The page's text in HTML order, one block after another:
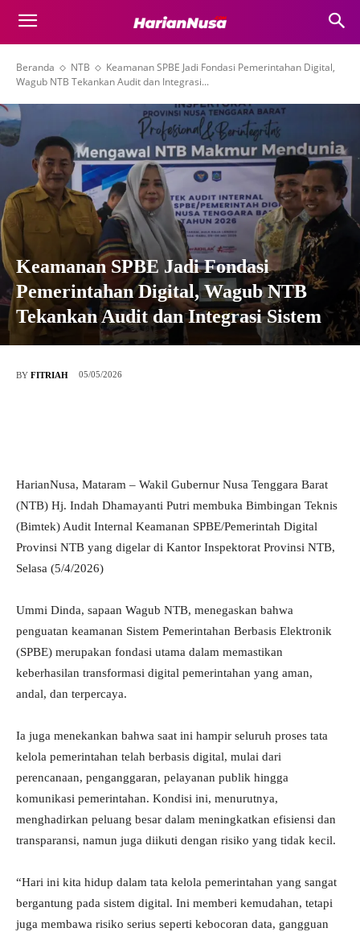
Beranda NTB
Keamanan SPBE Jadi Fondasi Pemerintahan Digital,
Wagub NTB Tekankan Audit dan Integrasi...
Keamanan SPBE Jadi Fondasi
Pemerintahan Digital, Wagub NTB
Tekankan Audit dan Integrasi Sistem
BY FITRIAH 05/05/2026
HarianNusa, Mataram – Wakil Gubernur Nusa Tenggara Barat
(NTB) Hj. Indah Dhamayanti Putri membuka Bimbingan Teknis
(Bimtek) Audit Internal Keamanan SPBE/Pemerintah Digital
Provinsi NTB yang digelar di Kantor Inspektorat Provinsi NTB,
Selasa (5/4/2026)
Ummi Dinda, sapaan Wagub NTB, menegaskan bahwa
penguatan keamanan Sistem Pemerintahan Berbasis Elektronik
(SPBE) merupakan fondasi utama dalam memastikan
keberhasilan transformasi digital pemerintahan yang aman,
andal, dan terpercaya.
Ia juga menekankan bahwa saat ini hampir seluruh proses tata
kelola pemerintahan telah berbasis digital, mulai dari
perencanaan, penganggaran, pelayanan publik hingga
komunikasi pemerintahan. Kondisi ini, menurutnya,
menghadirkan peluang besar dalam meningkatkan efisiensi dan
transparansi, namun juga diikuti dengan risiko yang tidak kecil.
“Hari ini kita hidup dalam tata kelola pemerintahan yang sangat
bergantung pada sistem digital. Ini memberi kemudahan, tetapi
juga membawa risiko serius seperti kebocoran data, gangguan